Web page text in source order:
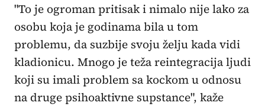
"To je ogroman pritisak i nimalo nije lako za
osobu koja je godinama bila u tom
problemu, da suzbije svoju želju kada vidi
kladionicu. Mnogo je teža reintegracija ljudi
koji su imali problem sa kockom u odnosu
na druge psihoaktivne supstance", kaže